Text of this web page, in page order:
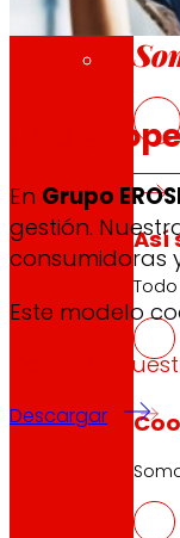
Así
En Grupo
gestión.
consumidoras
Este modelo
Consulta
Descargar